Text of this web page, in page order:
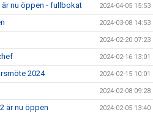
nu öppen - fullbokat 2024-04-05 15:53
2024-03-08 14:53
2024-02-20 07:23
2024-02-16 13:01
2024 2024-02-15 10:01
2024-02-08 09:28
är nu öppen 2024-02-05 13:40